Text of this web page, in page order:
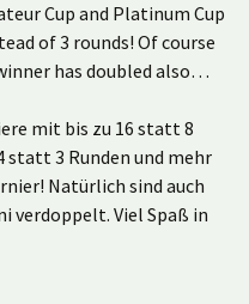
Cup and Platinum Cup
of 3 rounds! Of course
has doubled also…
mit bis zu 16 statt 8
statt 3 Runden und mehr
Natürlich sind auch
verdoppelt. Viel Spaß in